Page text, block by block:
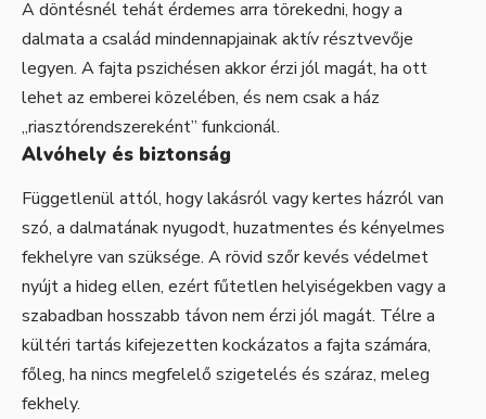
A döntésnél tehát érdemes arra törekedni, hogy a
dalmata a család mindennapjainak aktív résztvevője
legyen. A fajta pszichésen akkor érzi jól magát, ha ott
lehet az emberei közelében, és nem csak a ház
„riasztórendszereként” funkcionál.
Alvóhely és biztonság
Függetlenül attól, hogy lakásról vagy kertes házról van
szó, a dalmatának nyugodt, huzatmentes és kényelmes
fekhelyre van szüksége. A rövid szőr kevés védelmet
nyújt a hideg ellen, ezért fűtetlen helyiségekben vagy a
szabadban hosszabb távon nem érzi jól magát. Télre a
kültéri tartás kifejezetten kockázatos a fajta számára,
főleg, ha nincs megfelelő szigetelés és száraz, meleg
fekhely.